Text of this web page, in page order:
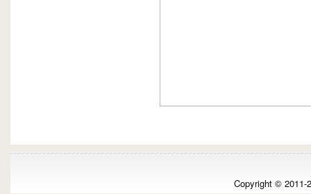
Copyright © 2011-